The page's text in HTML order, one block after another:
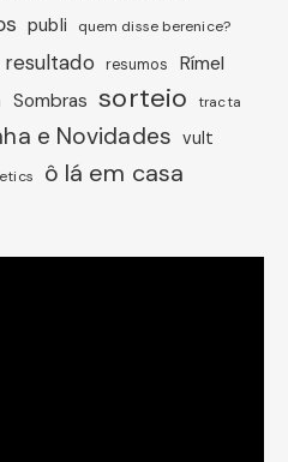
publi quem disse berenice?
resultado resumos Rímel
Sombras sorteio tracta
e Novidades vult
ô lá em casa